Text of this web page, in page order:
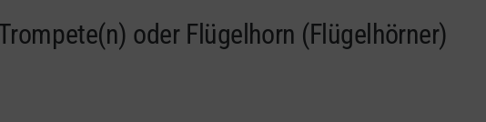
oder Flügelhorn (Flügelhörner)